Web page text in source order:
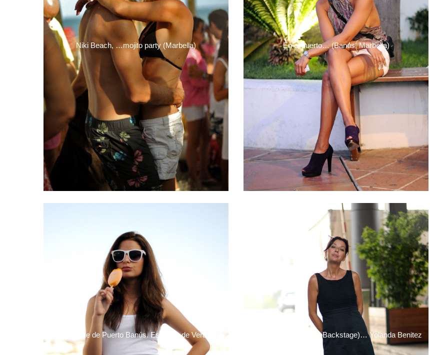
Niki Beach, …mojito party (Marbella) En el puerto… (Banús, Marbella)
En el muelle de Puerto Banús. Escenas de Verano… Fuencarral (Telecinco Backstage)… Yolanda Benitez